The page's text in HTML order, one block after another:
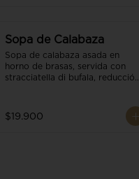
Sopa de Calabaza
Sopa de calabaza asada en
horno de brasas, servida con
stracciatella di bufala, reducción
$19.900